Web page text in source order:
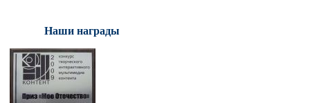
Наши награды